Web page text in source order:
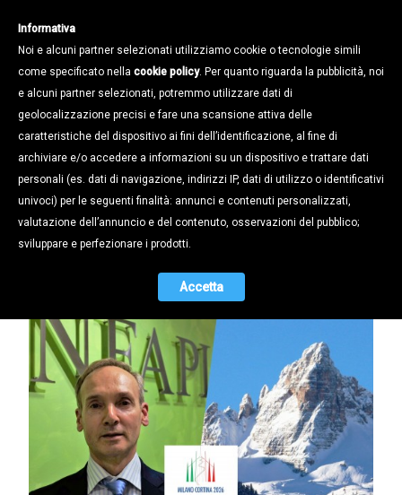
RODEGHIERO: «LA REGIONE GUIDI IL
TERRITORIO PER FARE SISTEMA,
RAFFORZANDO IL DIALOGO FRA LE
CITTÀ E POTENZIANDO LE
INFRASTRUTTURE»
Informativa
Noi e alcuni partner selezionati utilizziamo cookie o tecnologie simili
come specificato nella cookie policy. Per quanto riguarda la pubblicità, noi
e alcuni partner selezionati, potremmo utilizzare dati di
geolocalizzazione precisi e fare una scansione attiva delle
caratteristiche del dispositivo ai fini dell’identificazione, al fine di
archiviare e/o accedere a informazioni su un dispositivo e trattare dati
personali (es. dati di navigazione, indirizzi IP, dati di utilizzo o identificativi
univoci) per le seguenti finalità: annunci e contenuti personalizzati,
valutazione dell’annuncio e del contenuto, osservazioni del pubblico;
sviluppare e perfezionare i prodotti.
Accetta